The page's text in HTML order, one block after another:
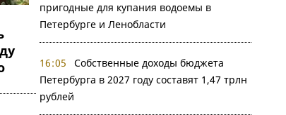
пригодные для купания водоемы в
Петербурге и Ленобласти
16:05
Собственные доходы бюджета
Петербурга в 2027 году составят 1,47 трлн
рублей